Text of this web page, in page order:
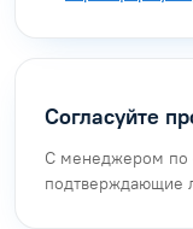
Согласуйте
С менеджером по
подтверждающие